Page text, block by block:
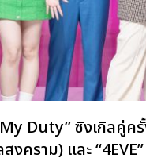
Duty” ซิงเกิลคู่ครั้
งคราม) และ “4EVE”